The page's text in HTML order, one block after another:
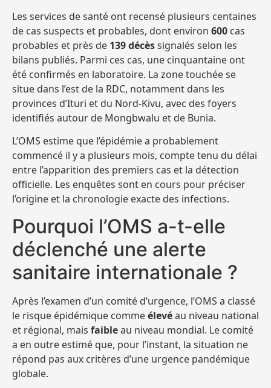
Les services de santé ont recensé plusieurs centaines
de cas suspects et probables, dont environ 600 cas
probables et près de 139 décèssignalés selon les
bilans publiés. Parmi ces cas, une cinquantaine ont
été confirmés en laboratoire. La zone touchée se
situe dans l’est de la RDC, notamment dans les
provinces d’Ituri et du Nord-Kivu, avec des foyers
identifiés autour de Mongbwalu et de Bunia.
L’OMS estime que l’épidémie a probablement
commencé il y a plusieurs mois, compte tenu du délai
entre l’apparition des premiers cas et la détection
officielle. Les enquêtes sont en cours pour préciser
l’origine et la chronologie exacte des infections.
Pourquoi l’OMS a-t-elle
déclenché une alerte
sanitaire internationale ?
Après l’examen d’un comité d’urgence, l’OMS a classé
le risque épidémique commeélevéau niveau national
et régional, mais faibleau niveau mondial. Le comité
a en outre estimé que, pour l’instant, la situation ne
répond pas aux critères d’une urgence pandémique
globale.